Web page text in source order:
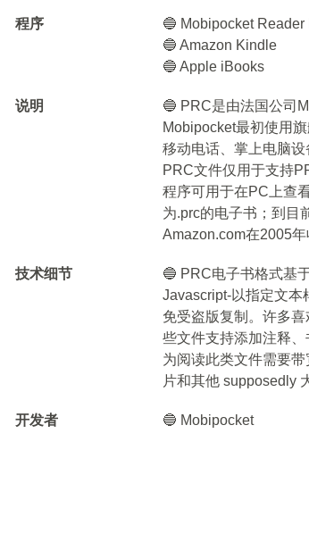
程序
🔵 Mobipocket Reader
🔵 Amazon Kindle
🔵 Apple iBooks
说明
🔵 PRC是由法国公司
Mobipocket最初使用
移动电话、掌上电脑
PRC文件仅用于支持
程序可用于在PC上查
为.prc的电子书；到目
Amazon.com在2005年
技术细节
🔵 PRC电子书格式基
Javascript-以指定文本
免受盗版复制。许多
些文件支持添加注释
为阅读此类文件需要
片和其他 supposedly
开发者 🔵 Mobipocket